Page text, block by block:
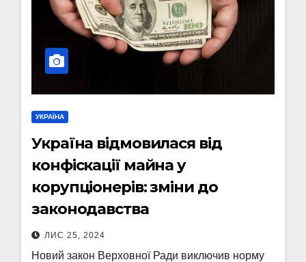
УКРАЇНА
Україна відмовилася від
конфіскації майна у
корупціонерів: зміни до
законодавства
ЛИС 25, 2024
Новий закон Верховної Ради виключив норму